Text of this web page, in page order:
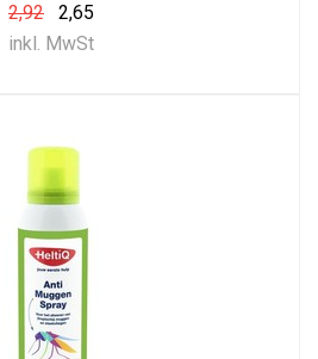
2,92
2,65
inkl. MwSt